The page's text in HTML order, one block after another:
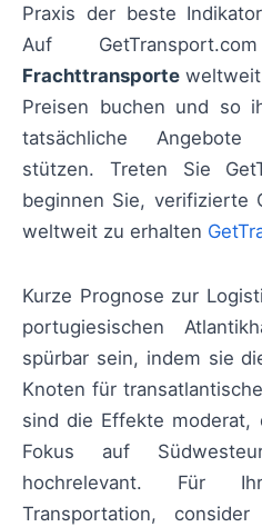
Praxis der beste
Auf
Frachttransporte
Preisen buchen und so
tatsächliche
stützen. Treten Sie
beginnen Sie, verifizierte
weltweit zu erhalten
Kurze Prognose zur
portugiesischen
spürbar sein, indem sie
Knoten für
sind die Effekte
Fokus auf
hochrelevant. Für
Transportation,